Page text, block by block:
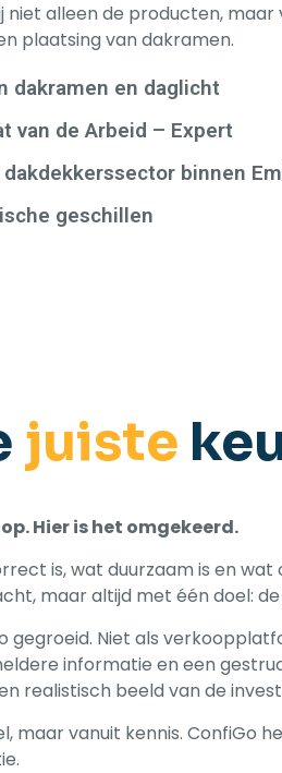
niet alleen de producten,
plaatsing van dakramen.
dakramen en daglicht
van de Arbeid – Expert
binnen
geschillen
juiste
Hier is het omgekeerd.
is, wat duurzaam is en
maar altijd met één doel: de
gegroeid. Niet als
informatie en een
realistisch beeld van de
maar vanuit kennis.